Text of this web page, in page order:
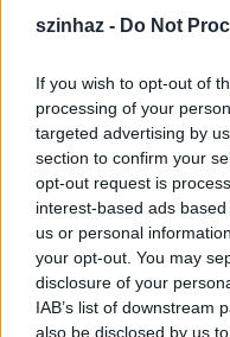
szinhaz - Do Not
If you wish to opt-out of
processing of your
targeted advertising by
section to confirm your
opt-out request is
interest-based ads
us or personal
your opt-out. You may
disclosure of your
IAB’s list of downstream
also be disclosed by us